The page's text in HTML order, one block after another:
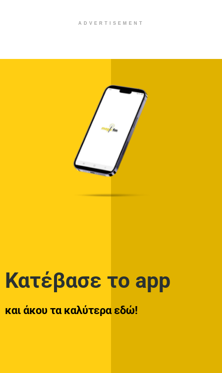
ADVERTISEMENT
Κατέβασε το app
και άκου τα καλύτερα εδώ!